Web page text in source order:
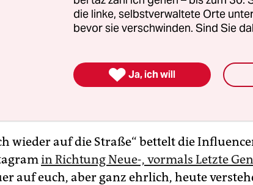
und Ampeln weg. Während
wider aller Evidenz darauf beharren, dass
das bittere Erwachen ein. Die
und es trifft auch uns, die wir im Vergleich
wieder auf die Straße“ bettelt die
in Richtung Neue-, vormals Letzte
auf euch, aber ganz ehrlich, heute
die linke, selbstverwaltete Orte
bevor sie verschwinden. Sind Sie
 Ja, ich will